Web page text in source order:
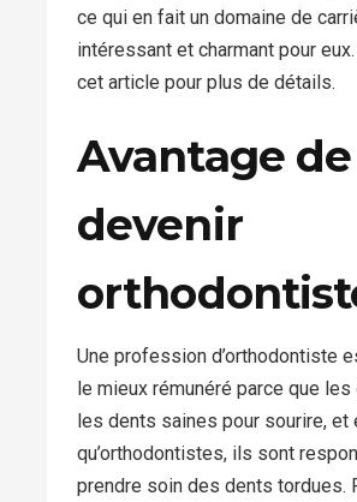
ce qui en fait un domaine de
intéressant et charmant pour
cet article pour plus de détails.
Avantage de
devenir
Une profession d’orthodontiste
le mieux rémunéré parce que
les dents saines pour sourire, et
qu’orthodontistes, ils sont
prendre soin des dents tordues.